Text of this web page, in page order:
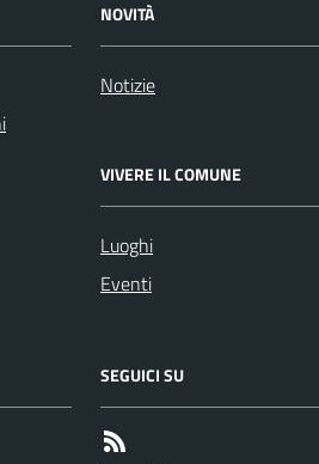
NOVITÀ
Notizie
VIVERE IL COMUNE
Luoghi
Eventi
SEGUICI SU